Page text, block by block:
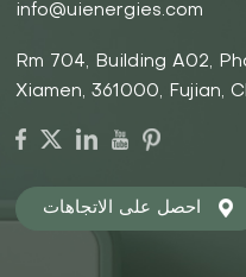
info@uienergies.com
Rm 704, Building A02,
Xiamen, 361000, Fujian,
احصل على الاتجاهات